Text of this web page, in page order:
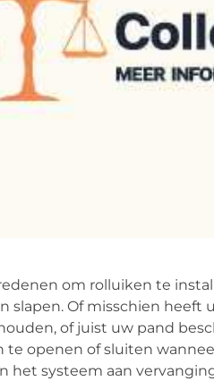
om rolluiken te
Of misschien heeft
of juist uw pand
openen of sluiten
het systeem aan